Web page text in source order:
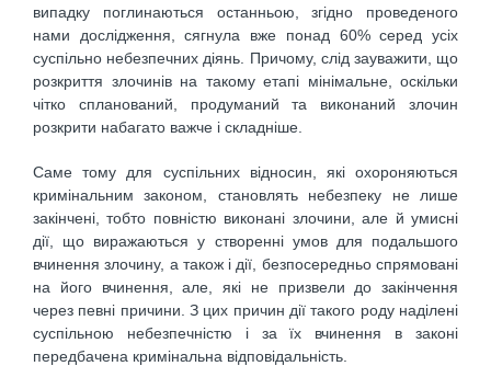
випадку поглинаються останньою, згідно проведеного
нами дослідження, сягнула вже понад 60% серед усіх
суспільно небезпечних діянь. Причому, слід зауважити, що
розкриття злочинів на такому етапі мінімальне, оскільки
чітко спланований, продуманий та виконаний злочин
розкрити набагато важче і складніше.
Саме тому для суспільних відносин, які охороняються
кримінальним законом, становлять небезпеку не лише
закінчені, тобто повністю виконані злочини, але й умисні
дії, що виражаються у створенні умов для подальшого
вчинення злочину, а також і дії, безпосередньо спрямовані
на його вчинення, але, які не призвели до закінчення
через певні причини. З цих причин дії такого роду наділені
суспільною небезпечністю і за їх вчинення в законі
передбачена кримінальна відповідальність.